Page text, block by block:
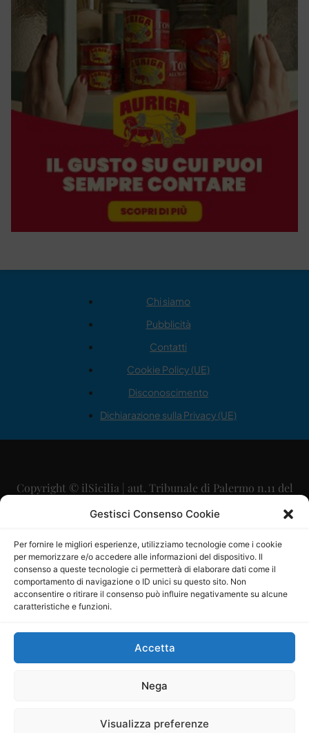
Gestisci Consenso Cookie
Per fornire le migliori esperienze, utilizziamo tecnologie come i cookie
per memorizzare e/o accedere alle informazioni del dispositivo. Il
consenso a queste tecnologie ci permetterà di elaborare dati come il
comportamento di navigazione o ID unici su questo sito. Non
acconsentire o ritirare il consenso può influire negativamente su alcune
caratteristiche e funzioni.
Accetta
Nega
Visualizza preferenze
Chi siamo
Pubblicità
Contatti
Cookie Policy (UE)
Disconoscimento
Dichiarazione sulla Privacy (UE)
Copyright © ilSicilia | aut. Tribunale di Palermo n.11 del
29/09/2015
Direttore Editoriale: Maurizio Scaglione
Direttore Responsabile: Maria Calabrese
P.IVA: 06334930820
Mercurio Comunicazione Società Cooperativa a r.l. è
iscritta al Registro degli Operatori di Comunicazione al
Sito gestito daLa Digitale srl–info@ladigitale.it